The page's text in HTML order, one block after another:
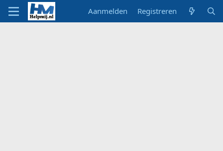
Aanmelden Registreren